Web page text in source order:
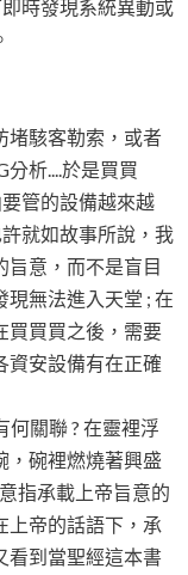
時發現系統異動或
堵駭客勒索，或者
析....於是買買
管的設備越來越
就如故事所說，我
旨意，而不是盲目
無法進入天堂 ; 在
買買買之後，需要
資安設備有在正確
何關聯 ? 在靈裡浮
，碗裡燃燒著興盛
指承載上帝旨意的
上帝的話語下，承
看到當聖經這本書